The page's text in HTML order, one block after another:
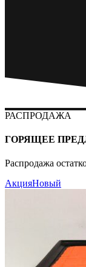
РАСПРОДАЖА
ГОРЯЩЕЕ
Распродажа
АкцияНовый